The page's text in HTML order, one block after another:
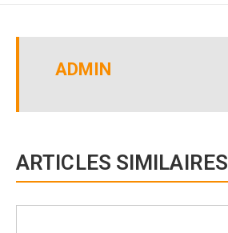
ADMIN
ARTICLES SIMILAIRES